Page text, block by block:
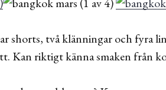
shorts, två klänningar och fyra
Kan riktigt känna smaken från